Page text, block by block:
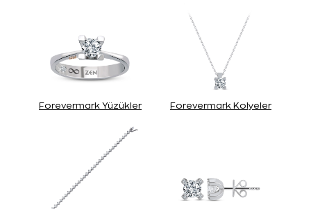
Forevermark Yüzükler Forevermark Kolyeler